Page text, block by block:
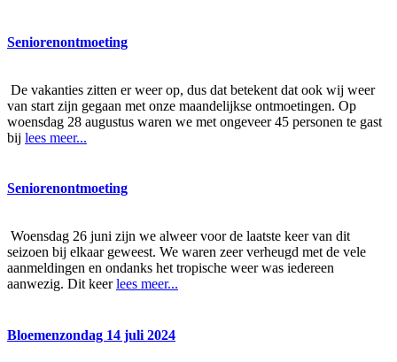
Seniorenontmoeting
De vakanties zitten er weer op, dus dat betekent dat ook wij weer
van start zijn gegaan met onze maandelijkse ontmoetingen. Op
woensdag 28 augustus waren we met ongeveer 45 personen te gast
bij lees meer...
Seniorenontmoeting
Woensdag 26 juni zijn we alweer voor de laatste keer van dit
seizoen bij elkaar geweest. We waren zeer verheugd met de vele
aanmeldingen en ondanks het tropische weer was iedereen
aanwezig. Dit keerlees meer...
Bloemenzondag 14 juli 2024